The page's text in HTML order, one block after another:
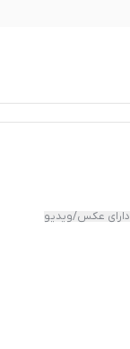
دارای عکس/ویدیو